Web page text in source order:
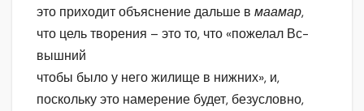
это приходит объяснение дальше в маамар,
что цель творения – это то, что «пожелал Вс-
вышний
чтобы было у него жилище в нижних», и,
поскольку это намерение будет, безусловно,